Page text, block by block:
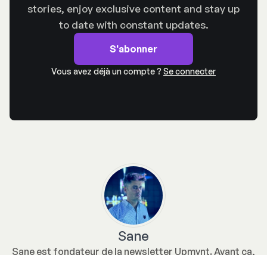
stories, enjoy exclusive content and stay up
to date with constant updates.
S'abonner
Vous avez déjà un compte ? Se connecter
Sane
Sane est fondateur de la newsletter Upmynt. Avant ça,